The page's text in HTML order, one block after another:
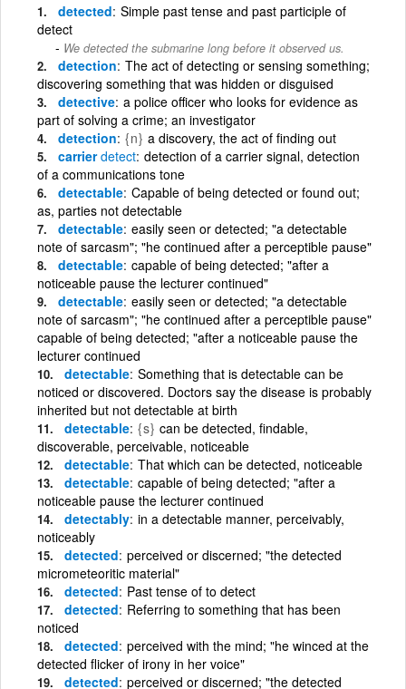
detected Simple past tense and past participle of
detect
We detected the submarine long before it observed us.
detection The act of detecting or sensing something;
discovering something that was hidden or disguised
detective a police officer who looks for evidence as
part of solving a crime; an investigator
detection {n} a discovery, the act of finding out
carrierdetect detection of a carrier signal, detection
of a communications tone
detectable Capable of being detected or found out;
as, parties not detectable
detectable easily seen or detected; "a detectable
note of sarcasm"; "he continued after a perceptible pause"
detectable capable of being detected; "after a
noticeable pause the lecturer continued"
detectable easily seen or detected; "a detectable
note of sarcasm"; "he continued after a perceptible pause"
capable of being detected; "after a noticeable pause the
lecturer continued
detectable Something that is detectable can be
noticed or discovered. Doctors say the disease is probably
inherited but not detectable at birth
detectable {s} can be detected, findable,
discoverable, perceivable, noticeable
detectable That which can be detected, noticeable
detectable capable of being detected; "after a
noticeable pause the lecturer continued
detectably in a detectable manner, perceivably,
noticeably
detected perceived or discerned; "the detected
micrometeoritic material"
detected Past tense of to detect
detected Referring to something that has been
noticed
detected perceived with the mind; "he winced at the
detected flicker of irony in her voice"
detected perceived or discerned; "the detected